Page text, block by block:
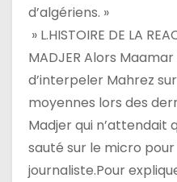
d’algériens. »
» L.HISTOIRE DE LA
MADJER Alors
d’interpeler Mahrez
moyennes lors des
Madjer qui n’attendait
sauté sur le micro
journaliste.Pour